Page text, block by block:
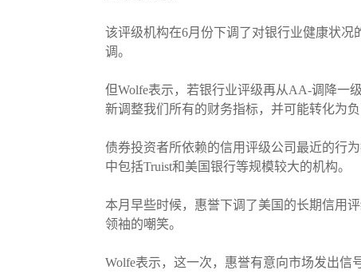
该评级机构在6月份下调了对银行业健康状况
调。
但Wolfe表示，若银行业评级再从AA-调降一
新调整我们所有的财务指标，并可能转化为
债券投资者所依赖的信用评级公司最近的行
中包括Truist和美国银行等规模较大的机构。
本月早些时候，惠誉下调了美国的长期信用
领袖的嘲笑。
Wolfe表示，这一次，惠誉有意向市场发出信